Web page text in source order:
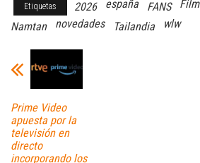
Etiquetas 2026 españa FANS Film
Namtan
novedades Tailandia wlw
Prime Video
apuesta por la
televisión en
directo
incorporando los